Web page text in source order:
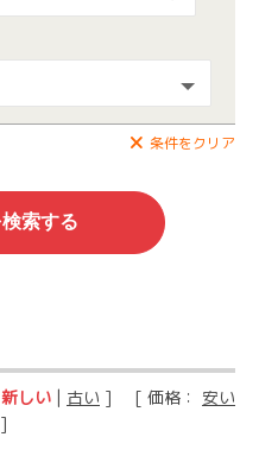
条件をクリア
新しい | 古い ] [ 価格： 安い
]